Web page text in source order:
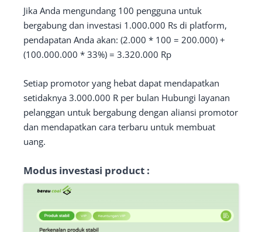
Jika Anda mengundang 100 pengguna untuk
bergabung dan investasi 1.000.000 Rs di platform,
pendapatan Anda akan: (2.000 * 100 = 200.000) +
(100.000.000 * 33%) = 3.320.000 Rp
Setiap promotor yang hebat dapat mendapatkan
setidaknya 3.000.000 R per bulan Hubungi layanan
pelanggan untuk bergabung dengan aliansi promotor
dan mendapatkan cara terbaru untuk membuat
uang.
Modus investasi product :